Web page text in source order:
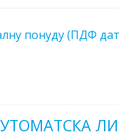
понуду (ПДФ